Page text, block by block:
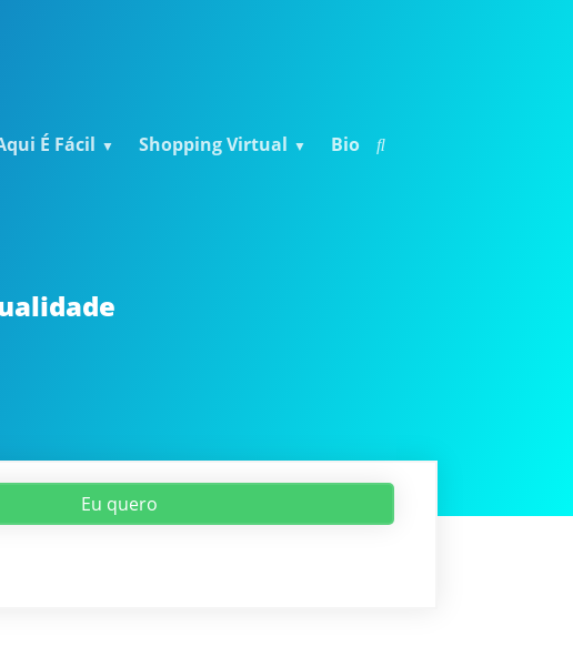
É Fácil Shopping Virtual Bio
Eu quero